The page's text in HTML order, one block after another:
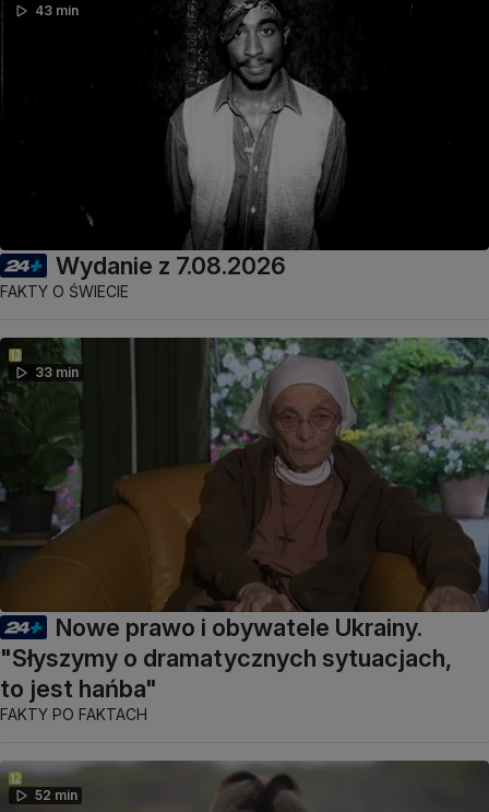
43 min
Wydanie z 7.08.2026
FAKTY O ŚWIECIE
33 min
Nowe prawo i obywatele Ukrainy.
"Słyszymy o dramatycznych sytuacjach,
to jest hańba"
FAKTY PO FAKTACH
52 min